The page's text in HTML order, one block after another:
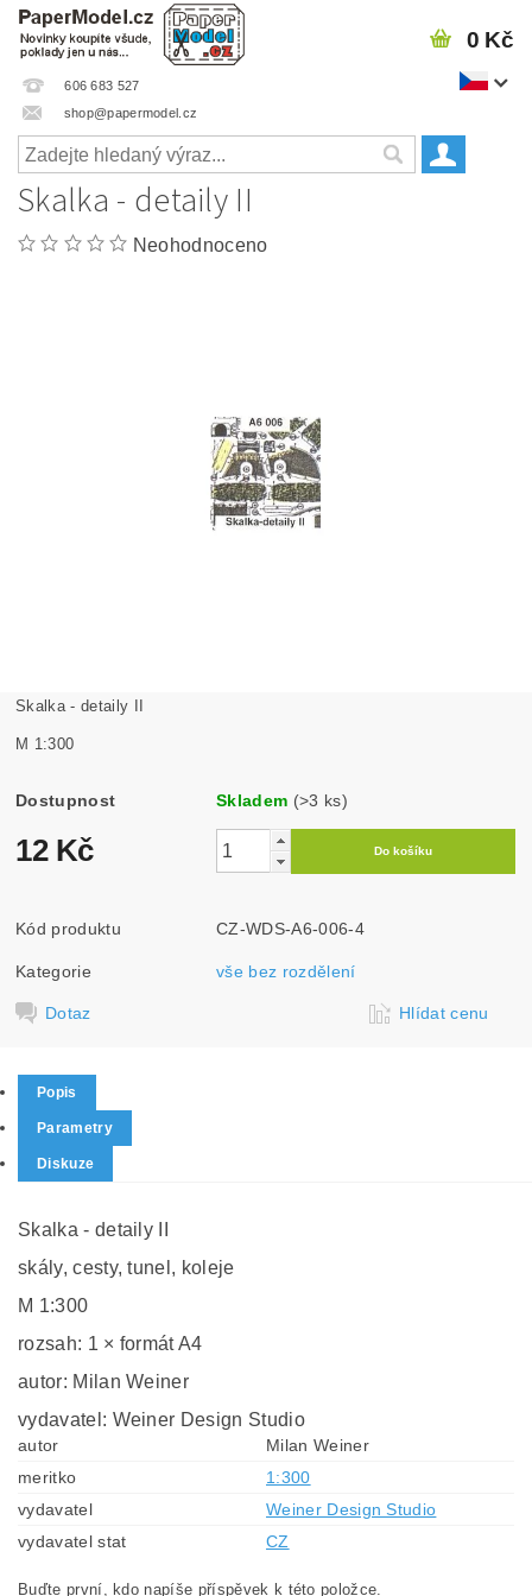
606 683 527
shop@papermodel.cz
0 Kč
Skalka - detaily II
Neohodnoceno
Skalka - detaily II
M 1:300
Dostupnost Skladem (>3 ks)
12 Kč
Kód produktu CZ-WDS-A6-006-4
Kategorie vše bez rozdělení
Dotaz Hlídat cenu
Popis
Parametry
Diskuze
Skalka - detaily II
skály, cesty, tunel, koleje
M 1:300
rozsah: 1 × formát A4
autor: Milan Weiner
vydavatel: Weiner Design Studio
autor
Milan Weiner
meritko
1:300
vydavatel
Weiner Design Studio
vydavatel stat
CZ
Buďte první, kdo napíše příspěvek k této položce.